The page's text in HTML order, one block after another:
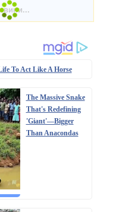
To Act Like A Horse
The Massive Snake
That's Redefining
'Giant'—Bigger
Than Anacondas